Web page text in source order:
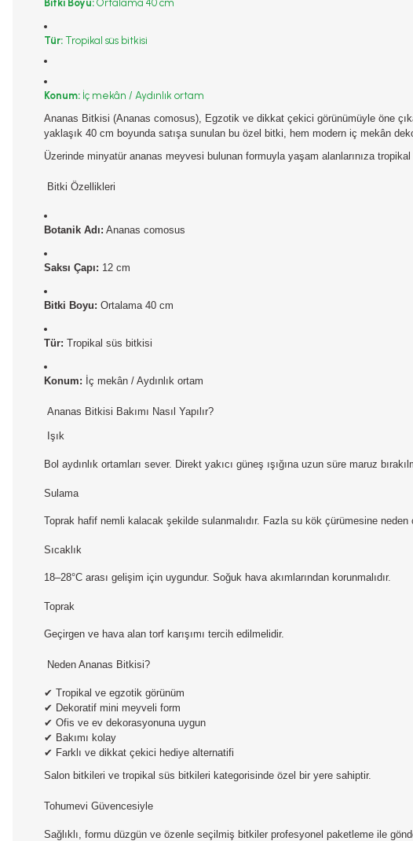
Tür:Tropikal süs bitkisi
Konum: İç mekân / Aydınlık ortam
Ananas Bitkisi (Ananas comosus), Egzotik ve dikkat çekici görünümüyle öne
yaklaşık 40 cm boyunda satışa sunulan bu özel bitki, hem modern iç mekân
Üzerinde minyatür ananas meyvesi bulunan formuyla yaşam alanlarınıza
Bitki Özellikleri
Botanik Adı: Ananas comosus
Saksı Çapı: 12 cm
Bitki Boyu: Ortalama 40 cm
Tür: Tropikal süs bitkisi
Konum: İç mekân / Aydınlık ortam
Ananas Bitkisi Bakımı Nasıl Yapılır?
Işık
Bol aydınlık ortamları sever. Direkt yakıcı güneş ışığına uzun süre maruz
Sulama
Toprak hafif nemli kalacak şekilde sulanmalıdır. Fazla su kök çürümesine neden
Sıcaklık
18–28°C arası gelişim için uygundur. Soğuk hava akımlarından korunmalıdır.
Toprak
Geçirgen ve hava alan torf karışımı tercih edilmelidir.
Neden Ananas Bitkisi?
✔ Tropikal ve egzotik görünüm
✔ Dekoratif mini meyveli form
✔ Ofis ve ev dekorasyonuna uygun
✔ Bakımı kolay
✔ Farklı ve dikkat çekici hediye alternatifi
Salon bitkileri ve tropikal süs bitkileri kategorisinde özel bir yere sahiptir.
Tohumevi Güvencesiyle
Sağlıklı, formu düzgün ve özenle seçilmiş bitkiler profesyonel paketleme ile